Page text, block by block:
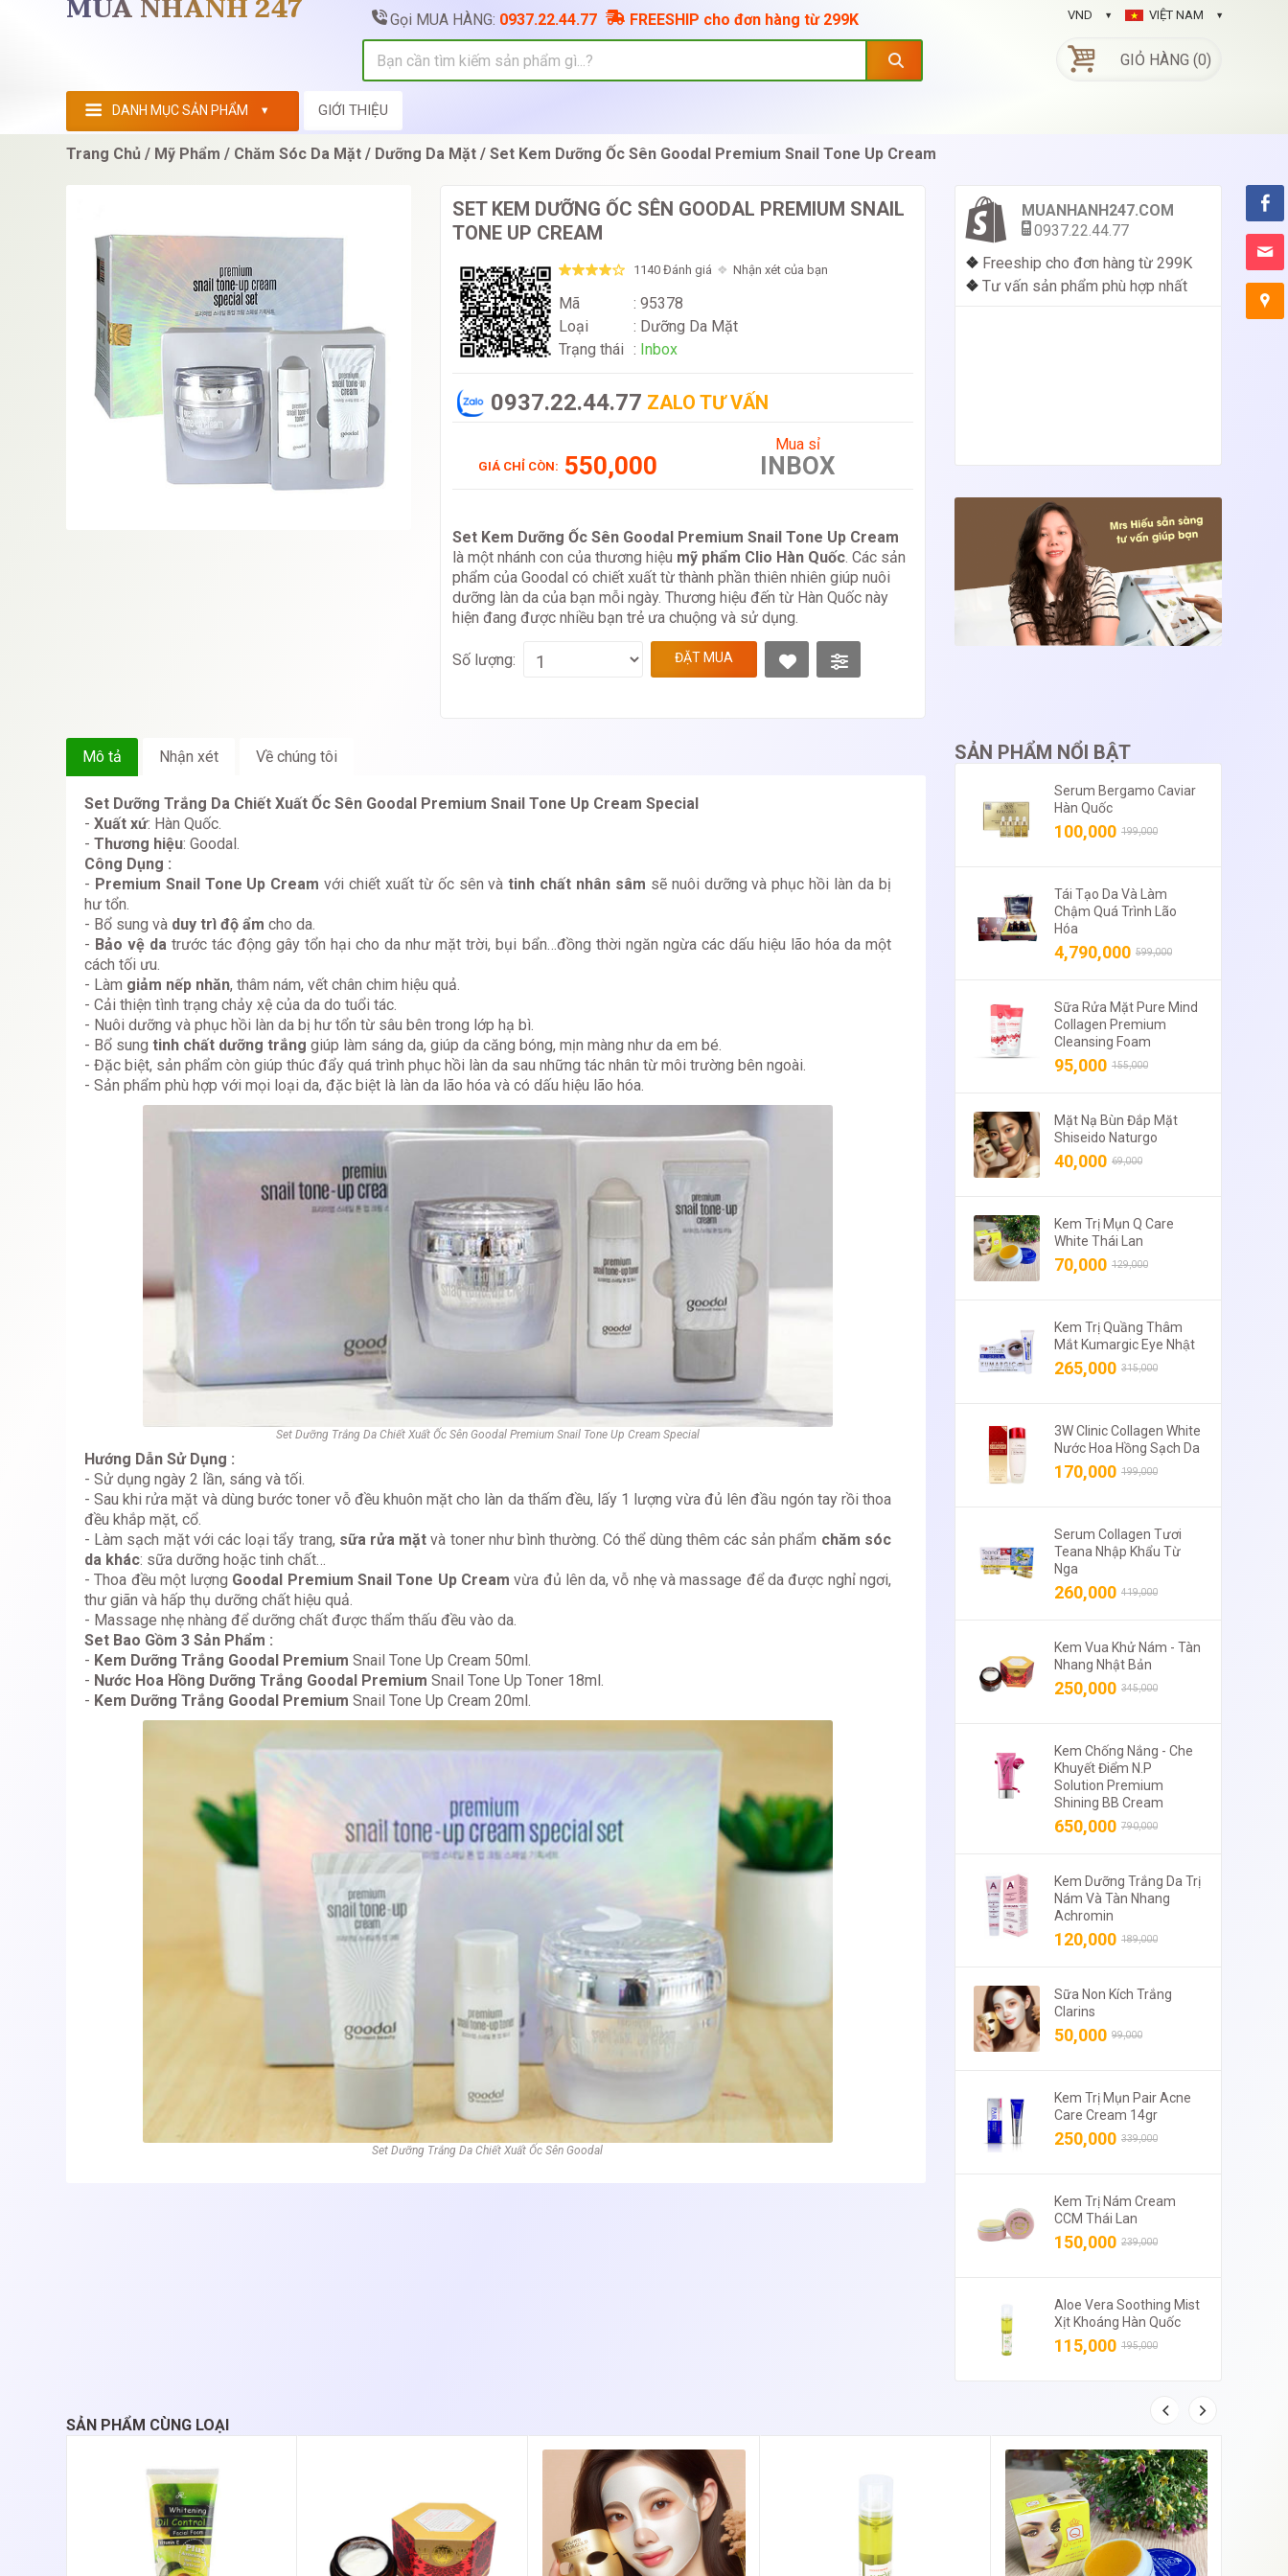
MUA NHANH 247 Gọi MUA HÀNG: 0937.22.44.77 FREESHIP cho đơn hàng từ 299K VIỆT NAM
VND
GIỎ HÀNG (0)
DANH MỤC SẢN PHẨM GIỚI THIỆU
Trang Chủ Mỹ Phẩm Chăm Sóc Da Mặt Dưỡng Da Mặt Set Kem Dưỡng Ốc Sên Goodal Premium Snail Tone Up Cream
SET KEM DƯỠNG ỐC SÊN GOODAL PREMIUM SNAIL
TONE UP CREAM
1140 Đánh giá Nhận xét của bạn
Mã
: 95378
Loại
: Dưỡng Da Mặt
Trạng thái : Inbox
0937.22.44.77 ZALO TƯ VẤN
GIÁ CHỈ CÒN: 550,000
Mua sỉ
INBOX
Set Kem Dưỡng Ốc Sên Goodal Premium Snail Tone Up Cream
là một nhánh con của thương hiệu mỹ phẩm Clio Hàn Quốc. Các sản
phẩm của Goodal có chiết xuất từ thành phần thiên nhiên giúp nuôi
dưỡng làn da của bạn mỗi ngày. Thương hiệu đến từ Hàn Quốc này
hiện đang được nhiều bạn trẻ ưa chuộng và sử dụng.
Số lượng: ĐẶT MUA
MUANHANH247.COM
0937.22.44.77
❖ Freeship cho đơn hàng từ 299K
❖ Tư vấn sản phẩm phù hợp nhất
Mô tả Nhận xét Về chúng tôi
Set Dưỡng Trắng Da Chiết Xuất Ốc Sên Goodal Premium Snail Tone Up Cream Special
- Xuất xứ: Hàn Quốc.
- Thương hiệu: Goodal.
Công Dụng :
- Premium Snail Tone Up Cream với chiết xuất từ ốc sên vàtinh chất nhân sâm sẽ nuôi dưỡng và phục hồi làn da bị
hư tổn.
- Bổ sung và duy trì độ ẩm cho da.
- Bảo vệ da trước tác động gây tổn hại cho da như mặt trời, bụi bẩn…đồng thời ngăn ngừa các dấu hiệu lão hóa da một
cách tối ưu.
- Làm giảm nếp nhăn, thâm nám, vết chân chim hiệu quả.
- Cải thiện tình trạng chảy xệ của da do tuổi tác.
- Nuôi dưỡng và phục hồi làn da bị hư tổn từ sâu bên trong lớp hạ bì.
- Bổ sung tinh chất dưỡng trắng giúp làm sáng da, giúp da căng bóng, mịn màng như da em bé.
- Đặc biệt, sản phẩm còn giúp thúc đẩy quá trình phục hồi làn da sau những tác nhân từ môi trường bên ngoài.
- Sản phẩm phù hợp với mọi loại da, đặc biệt là làn da lão hóa và có dấu hiệu lão hóa.
Set Dưỡng Trắng Da Chiết Xuất Ốc Sên Goodal Premium Snail Tone Up Cream Special
Hướng Dẫn Sử Dụng :
- Sử dụng ngày 2 lần, sáng và tối.
- Sau khi rửa mặt và dùng bước toner vỗ đều khuôn mặt cho làn da thấm đều, lấy 1 lượng vừa đủ lên đầu ngón tay rồi thoa
đều khắp mặt, cổ.
- Làm sạch mặt với các loại tẩy trang, sữa rửa mặtvà toner như bình thường. Có thể dùng thêm các sản phẩm chăm sóc
da khác: sữa dưỡng hoặc tinh chất…
- Thoa đều một lượng Goodal Premium Snail Tone Up Cream vừa đủ lên da, vỗ nhẹ và massage để da được nghỉ ngơi,
thư giãn và hấp thụ dưỡng chất hiệu quả.
- Massage nhẹ nhàng để dưỡng chất được thẩm thấu đều vào da.
Set Bao Gồm 3 Sản Phẩm :
- Kem Dưỡng Trắng Goodal Premium Snail Tone Up Cream 50ml.
- Nước Hoa Hồng Dưỡng Trắng Goodal Premium Snail Tone Up Toner 18ml.
- Kem Dưỡng Trắng Goodal Premium Snail Tone Up Cream 20ml.
Set Dưỡng Trắng Da Chiết Xuất Ốc Sên Goodal
SẢN PHẨM NỔI BẬT
Serum Bergamo Caviar
Hàn Quốc
100,000 199,000
Tái Tạo Da Và Làm
Chậm Quá Trình Lão
Hóa
4,790,000 599,000
Sữa Rửa Mặt Pure Mind
Collagen Premium
Cleansing Foam
95,000 155,000
Mặt Nạ Bùn Đắp Mặt
Shiseido Naturgo
40,000 69,000
Kem Trị Mụn Q Care
White Thái Lan
70,000 129,000
Kem Trị Quầng Thâm
Mắt Kumargic Eye Nhật
265,000 315,000
3W Clinic Collagen White
Nước Hoa Hồng Sạch Da
170,000 199,000
Serum Collagen Tươi
Teana Nhập Khẩu Từ
Nga
260,000 419,000
Kem Vua Khử Nám - Tàn
Nhang Nhật Bản
250,000 345,000
Kem Chống Nắng - Che
Khuyết Điểm N.P
Solution Premium
Shining BB Cream
650,000 790,000
Kem Dưỡng Trắng Da Trị
Nám Và Tàn Nhang
Achromin
120,000 189,000
Sữa Non Kích Trắng
Clarins
50,000 99,000
Kem Trị Mụn Pair Acne
Care Cream 14gr
250,000 339,000
Kem Trị Nám Cream
CCM Thái Lan
150,000 239,000
Aloe Vera Soothing Mist
Xịt Khoáng Hàn Quốc
115,000 195,000
SẢN PHẨM CÙNG LOẠI